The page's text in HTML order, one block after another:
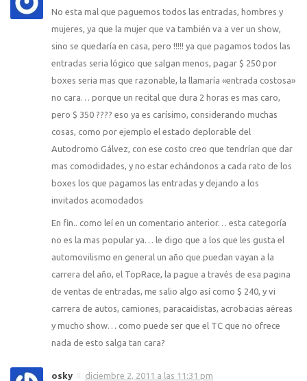
No esta mal que paguemos todos las entradas, hombres y
mujeres, ya que la mujer que va también va a ver un show,
sino se quedaría en casa, pero !!!!! ya que pagamos todos las
entradas seria lógico que salgan menos, pagar $ 250 por
boxes seria mas que razonable, la llamaría «entrada costosa»
no cara… porque un recital que dura 2 horas es mas caro,
pero $ 350 ???? eso ya es carísimo, considerando muchas
cosas, como por ejemplo el estado deplorable del
Autodromo Gálvez, con ese costo creo que tendrían que dar
mas comodidades, y no estar echándonos a cada rato de los
boxes los que pagamos las entradas y dejando a los
invitados acomodados
En fin.. como leí en un comentario anterior… esta categoría
no es la mas popular ya… le digo que a los que les gusta el
automovilismo en general un año que puedan vayan a la
carrera del año, el TopRace, la pague a través de esa pagina
de ventas de entradas, me salio algo así como $ 240, y vi
carrera de autos, camiones, paracaidistas, acrobacias aéreas
y mucho show… como puede ser que el TC que no ofrece
nada de esto salga tan cara?
osky
diciembre 2, 2011 a las 11:31 pm